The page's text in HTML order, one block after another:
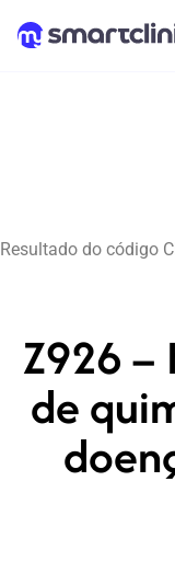
Resultado do código
Z926 –
de